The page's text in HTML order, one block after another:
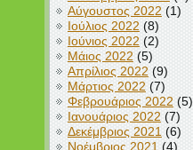
Αύγουστος 2022 (1)
Ιούλιος 2022 (8)
Ιούνιος 2022 (2)
Μάιος 2022 (5)
Απρίλιος 2022 (9)
Μάρτιος 2022 (7)
Φεβρουάριος 2022 (5)
Ιανουάριος 2022 (7)
Δεκέμβριος 2021 (6)
Νοέμβριος 2021 (4)